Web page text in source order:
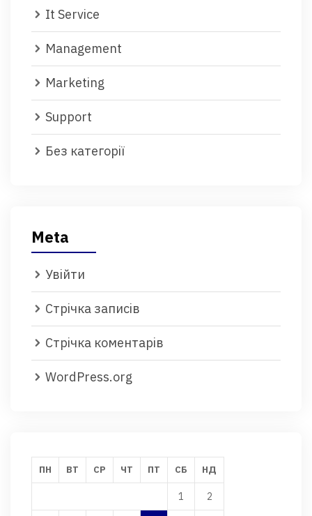
It Service
Management
Marketing
Support
Без категорії
Meta
Увійти
Стрічка записів
Стрічка коментарів
WordPress.org
ПН ВТ СР ЧТ ПТ СБ НД
1 2